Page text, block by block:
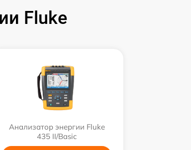
Fluke
Анализатор энергии Fluke
435 II/Basic